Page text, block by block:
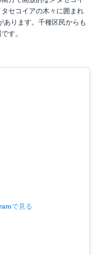
セコイアの木々に囲まれ
あります。千種区民からも
す。
で見る